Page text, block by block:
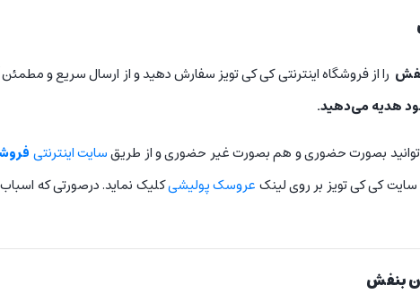
را از فروشگاه اینترنتی کی کی تویز سفارش دهید و از ارسال سریع و
هدیه می‌دهید.
بصورت حضوری و هم بصورت غیر حضوری و از طریقسایت اینترنتی
کی کی تویز بر روی لینک عروسک پولیشیکلیک نماید. درصورتی که
بنفش